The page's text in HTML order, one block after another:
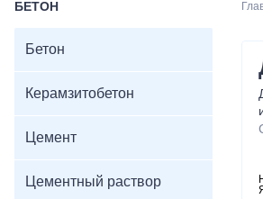
БЕТОН
Бетон
Керамзитобетон
Цемент
Цементный раствор